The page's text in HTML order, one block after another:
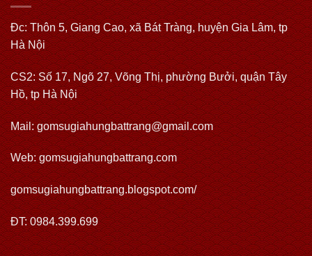
Đc: Thôn 5, Giang Cao, xã Bát Tràng, huyện Gia Lâm, tp
Hà Nội
CS2: Số 17, Ngõ 27, Võng Thị, phường Bưởi, quận Tây
Hồ, tp Hà Nội
Mail: gomsugiahungbattrang@gmail.com
Web:gomsugiahungbattrang.com
gomsugiahungbattrang.blogspot.com/
ĐT: 0984.399.699